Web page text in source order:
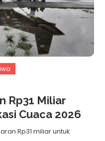
Rp31 Miliar
Cuaca 2026
Rp31 miliar untuk